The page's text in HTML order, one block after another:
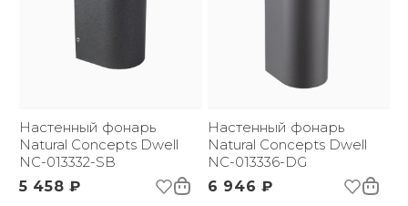
Настенный фонарь
Natural Concepts Dwell
NC-013332-SB
5 458 ₽
Настенный фонарь
Natural Concepts Dwell
NC-013336-DG
6 946 ₽